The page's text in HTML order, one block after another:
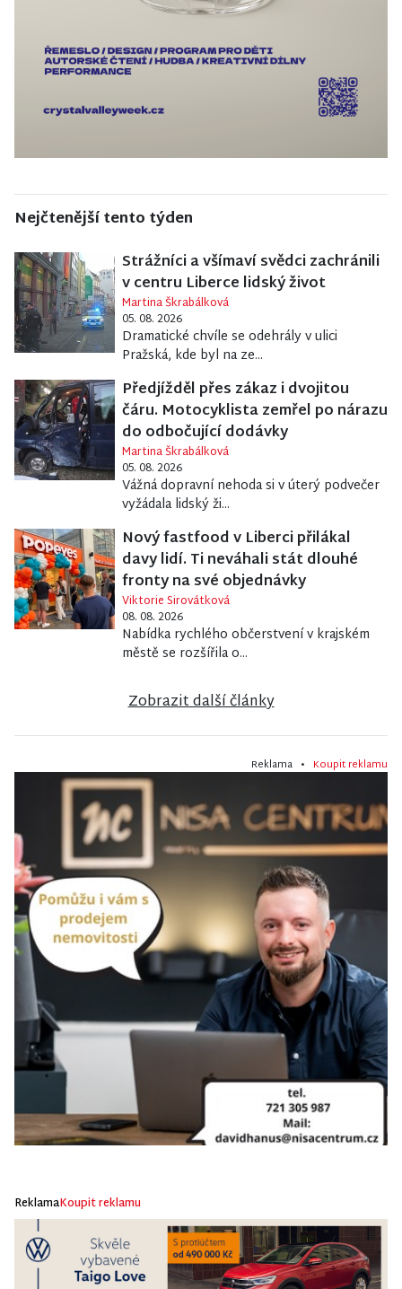
Nejčtenější tento týden
Strážníci a všímaví svědci zachránili
v centru Liberce lidský život
Martina Škrabálková
05. 08. 2026
Dramatické chvíle se odehrály v ulici
Pražská, kde byl na ze...
Předjížděl přes zákaz i dvojitou
čáru. Motocyklista zemřel po nárazu
do odbočující dodávky
Martina Škrabálková
05. 08. 2026
Vážná dopravní nehoda si v úterý podvečer
vyžádala lidský ži...
Nový fastfood v Liberci přilákal
davy lidí. Ti neváhali stát dlouhé
fronty na své objednávky
Viktorie Sirovátková
08. 08. 2026
Nabídka rychlého občerstvení v krajském
městě se rozšířila o...
Zobrazit další články
Reklama • Koupit reklamu
ReklamaKoupit reklamu